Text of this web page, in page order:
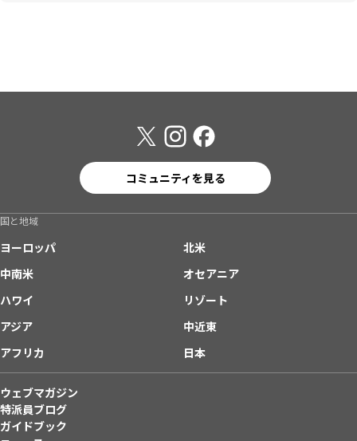
コミュニティを見る
国と地域
ヨーロッパ
北米
中南米
オセアニア
ハワイ
リゾート
アジア
中近東
アフリカ
日本
ウェブマガジン
特派員ブログ
ガイドブック